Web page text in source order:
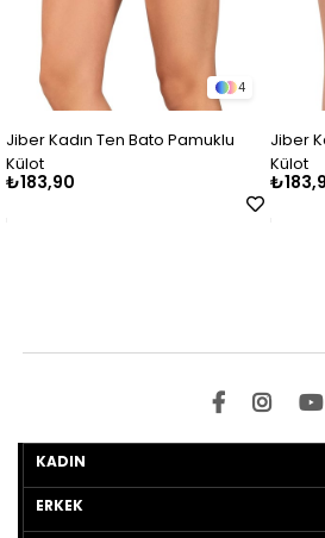
4
Jiber Kadın Beyaz Bato Pamuklu
KADIN
ERKEK